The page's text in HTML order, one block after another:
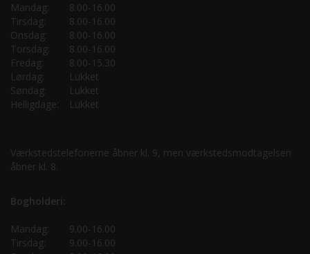
Mandag:
8.00-16.00
Tirsdag:
8.00-16.00
Onsdag:
8.00-16.00
Torsdag:
8.00-16.00
Fredag:
8.00-15.30
Lørdag:
Lukket
Søndag:
Lukket
Helligdage:
Lukket
Værkstedstelefonerne åbner kl. 9, men værkstedsmodtagelsen
åbner kl. 8.
Bogholderi:
Mandag:
9.00-16.00
Tirsdag:
9.00-16.00